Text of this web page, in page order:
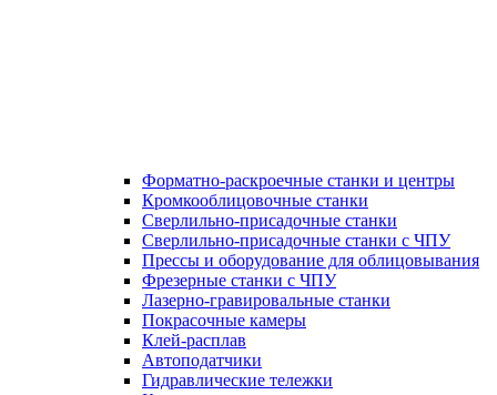
Форматно-раскроечные станки и центры
Кромкооблицовочные станки
Сверлильно-присадочные станки
Сверлильно-присадочные станки с ЧПУ
Прессы и оборудование для облицовывания
Фрезерные станки с ЧПУ
Лазерно-гравировальные станки
Покрасочные камеры
Клей-расплав
Автоподатчики
Гидравлические тележки